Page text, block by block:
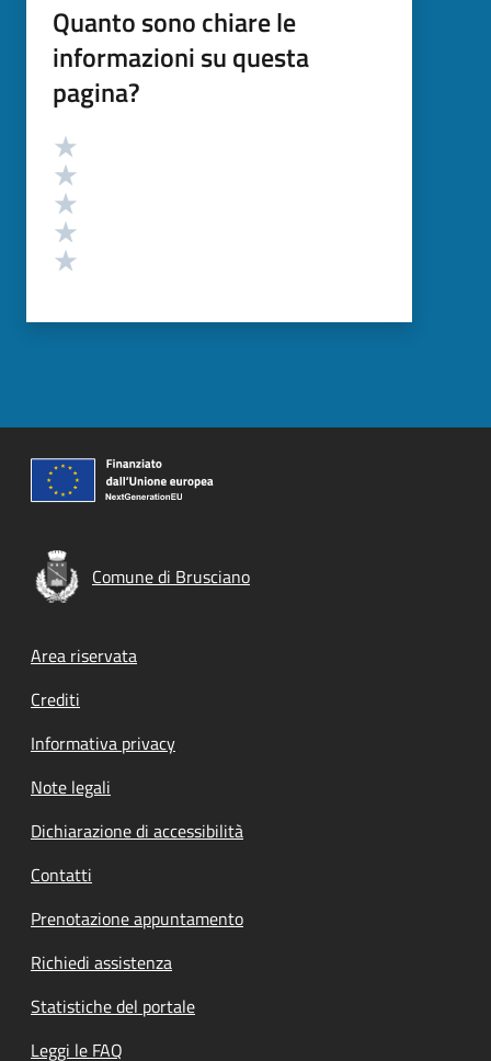
Quanto sono chiare le
informazioni su questa
pagina?
Valutazione
Comune di Brusciano
Footer menu
Area riservata
Crediti
Informativa privacy
Note legali
Dichiarazione di accessibilità
Contatti
Prenotazione appuntamento
Richiedi assistenza
Statistiche del portale
Leggi le FAQ